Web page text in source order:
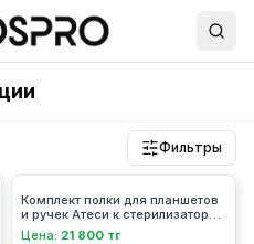
Фильтры
Комплект полки для планшетов
и ручек Атеси к стерилизаторам
СТС-1, CТС-2
Цена: 21 800 тг